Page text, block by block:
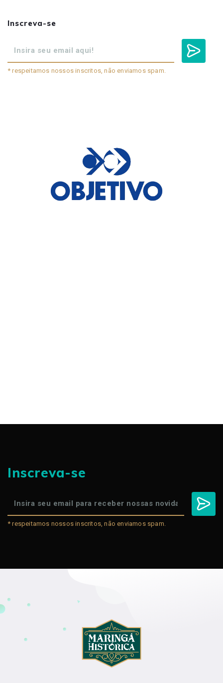
Inscreva-se
* respeitamos nossos inscritos, não enviamos spam.
Inscreva-se
* respeitamos nossos inscritos, não enviamos spam.